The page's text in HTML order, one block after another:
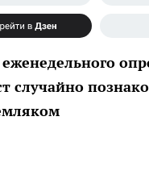
случайно